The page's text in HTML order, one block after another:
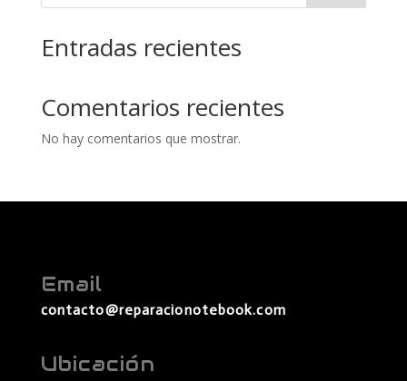
Entradas recientes
Comentarios recientes
No hay comentarios que mostrar.
Email
contacto@reparacionotebook.com
Ubicación